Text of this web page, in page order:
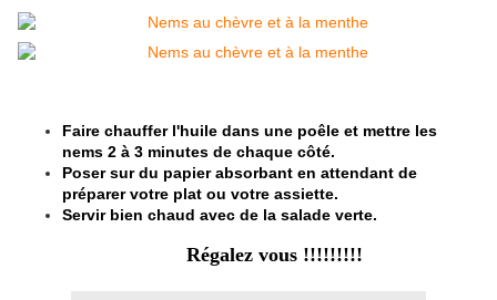
Faire chauffer l'huile dans une poêle et mettre les
nems 2 à 3 minutes de chaque côté.
Poser sur du papier absorbant en attendant de
préparer votre plat ou votre assiette.
Servir bien chaud avec de la salade verte.
Régalez vous !!!!!!!!!